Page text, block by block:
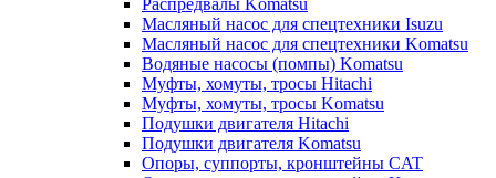
Распредвалы Komatsu
Масляный насос для спецтехники Isuzu
Масляный насос для спецтехники Komatsu
Водяные насосы (помпы) Komatsu
Муфты, хомуты, тросы Hitachi
Муфты, хомуты, тросы Komatsu
Подушки двигателя Hitachi
Подушки двигателя Komatsu
Опоры, суппорты, кронштейны CAT